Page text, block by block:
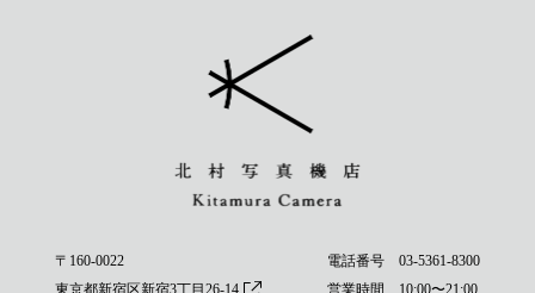
〒160-0022
東京都新宿区新宿3丁目26-14
電話番号 03-5361-8300
営業時間 10:00〜21:00